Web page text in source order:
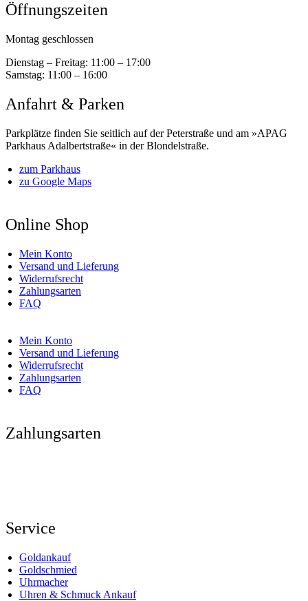
Öffnungszeiten
Montag geschlossen
Dienstag – Freitag: 11:00 – 17:00
Samstag: 11:00 – 16:00
Anfahrt & Parken
Parkplätze finden Sie seitlich auf der Peterstraße und am »APAG
Parkhaus Adalbertstraße« in der Blondelstraße.
zum Parkhaus
zu Google Maps
Online Shop
Mein Konto
Versand und Lieferung
Widerrufsrecht
Zahlungsarten
FAQ
Mein Konto
Versand und Lieferung
Widerrufsrecht
Zahlungsarten
FAQ
Zahlungsarten
Service
Goldankauf
Goldschmied
Uhrmacher
Uhren & Schmuck Ankauf